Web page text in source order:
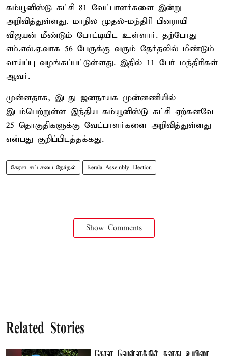
கம்யூனிஸ்டு கட்சி 81 வேட்பாளர்களை இன்று
அறிவித்துள்ளது. மாநில முதல்-மந்திரி பினராயி
விஜயன் மீண்டும் போட்டியிட உள்ளார். தற்போது
எம்.எல்.ஏ.வாக 56 பேருக்கு வரும் தேர்தலில் மீண்டும்
வாய்ப்பு வழங்கப்பட்டுள்ளது. இதில் 11 பேர் மந்திரிகள்
ஆவர்.
முன்னதாக, இடது ஜனநாயக முன்னணியில்
இடம்பெற்றுள்ள இந்திய கம்யூனிஸ்டு கட்சி ஏற்கனவே
25 தொகுதிகளுக்கு வேட்பாளர்களை அறிவித்துள்ளது
என்பது குறிப்பிடத்தக்கது.
கேரள சட்டசபை தேர்தல் Kerala Assembly Election
Show Comments
Related Stories